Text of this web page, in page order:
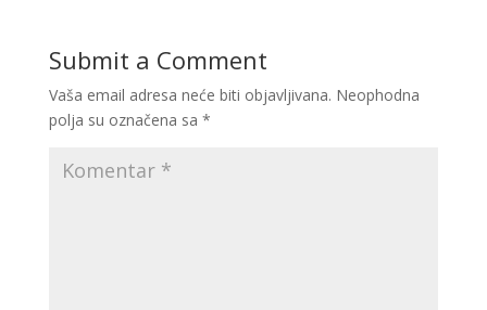
Submit a Comment
Vaša email adresa neće biti objavljivana. Neophodna
polja su označena sa *